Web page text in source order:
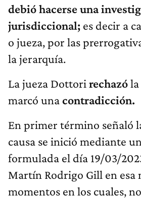
debió hacerse una
jurisdiccional; es decir a
o jueza, por las
la jerarquía.
La jueza Dottori rechazó
marcó unacontradicción.
En primer término señaló
causa se inició mediante
formulada el día 19/03/
Martín Rodrigo Gill en esa
momentos en los cuales,